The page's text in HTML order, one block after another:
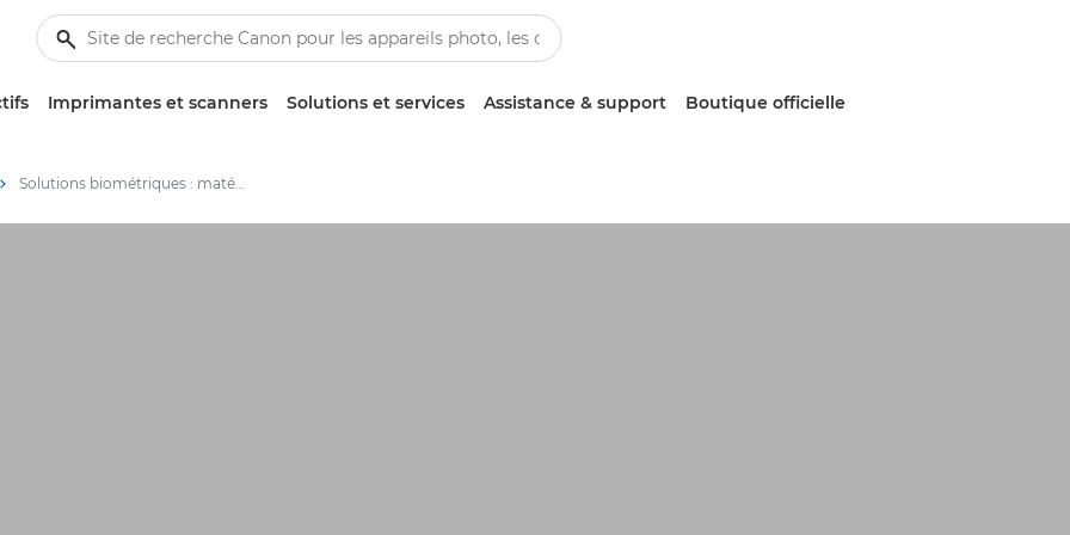
Imprimantes et scanners Solutions et services Assistance & support Boutique officielle
Solutions biométriques : matériel et logiciels